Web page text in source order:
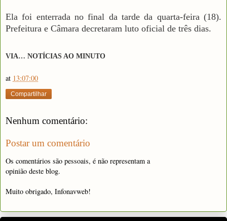
Ela foi enterrada no final da tarde da quarta-feira (18).
Prefeitura e Câmara decretaram luto oficial de três dias.
VIA… NOTÍCIAS AO MINUTO
at 13:07:00
Compartilhar
Nenhum comentário:
Postar um comentário
Os comentários são pessoais, é não representam a
opinião deste blog.
Muito obrigado, Infonavweb!